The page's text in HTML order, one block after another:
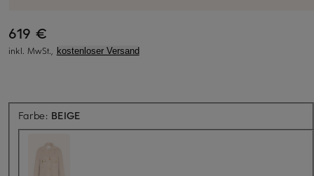
619 €
inkl. MwSt., kostenloser Versand
Farbe: BEIGE